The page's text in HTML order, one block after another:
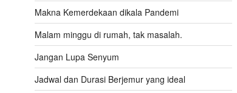
Makna Kemerdekaan dikala Pandemi
Malam minggu di rumah, tak masalah.
Jangan Lupa Senyum
Jadwal dan Durasi Berjemur yang ideal